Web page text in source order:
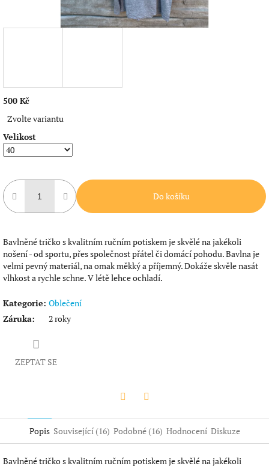
500 Kč
cena:
Zvolte variantu
Velikost
Do košíku
Bavlněné tričko s kvalitním ručním potiskem je skvělé na jakékoli
nošení - od sportu, přes společnost přátel či domácí pohodu. Bavlna je
velmi pevný materiál, na omak měkký a příjemný. Dokáže skvěle nasát
vlhkost a rychle schne. V létě lehce ochladí.
Kategorie: Oblečení
Záruka: 2 roky
ZEPTAT SE
Popis Související (16) Podobné (16) Hodnocení Diskuze
Bavlněné tričko s kvalitním ručním potiskem je skvělé na jakékoli